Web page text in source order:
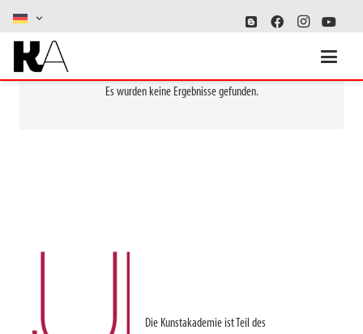
Es wurden keine Ergebnisse gefunden.
Die Kunstakademie ist Teil des